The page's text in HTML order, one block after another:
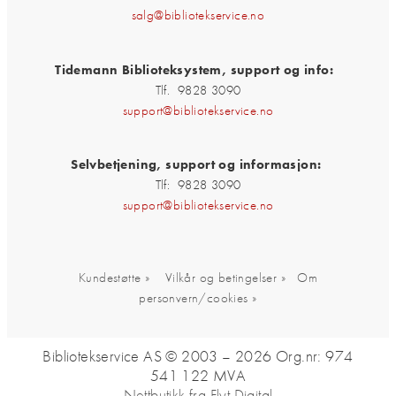
salg@bibliotekservice.no
Tidemann Biblioteksystem, support og info:
Tlf. 9828 3090
support@bibliotekservice.no
Selvbetjening, support og informasjon:
Tlf: 9828 3090
support@bibliotekservice.no
Kundestøtte » Vilkår og betingelser »
Om
personvern/cookies »
Bibliotekservice AS © 2003 – 2026 Org.nr: 974
541 122 MVA